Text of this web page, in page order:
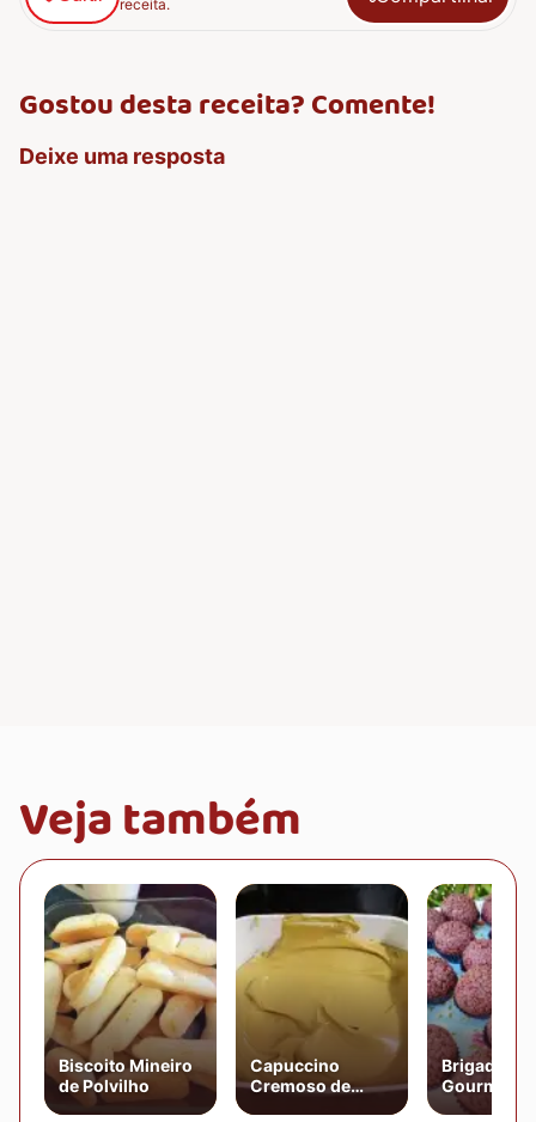
receita.
Gostou desta receita? Comente!
Deixe uma resposta
Veja também
Biscoito Mineiro
de Polvilho
Capuccino
Cremoso de
Brigadeiro
Gourmet
Chocolate